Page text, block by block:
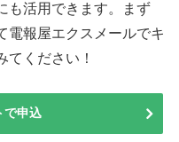
も活用できます。まず
電報屋エクスメールでキ
てください！
で申込